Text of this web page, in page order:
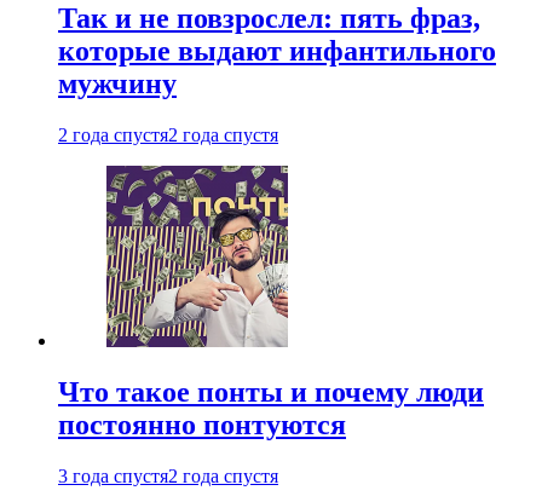
Так и не повзрослел: пять фраз,
которые выдают инфантильного
мужчину
2 года спустя2 года спустя
Что такое понты и почему люди
постоянно понтуются
3 года спустя2 года спустя